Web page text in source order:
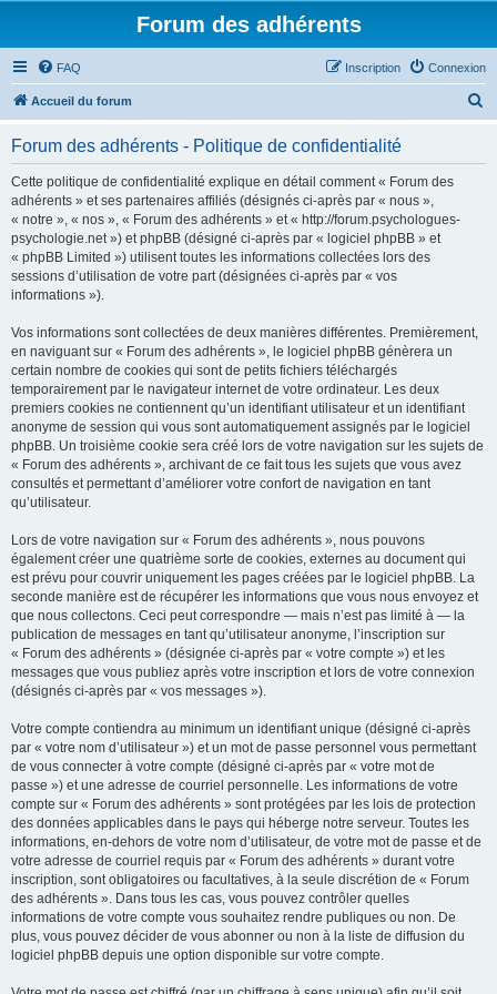
Forum des adhérents
FAQ Connexion
Inscription
Accueil du forum
Forum des adhérents - Politique de confidentialité
Cette politique de confidentialité explique en détail comment « Forum des
adhérents » et ses partenaires affiliés (désignés ci-après par « nous »,
« notre », « nos », « Forum des adhérents » et « http://forum.psychologues-
psychologie.net ») et phpBB (désigné ci-après par « logiciel phpBB » et
« phpBB Limited ») utilisent toutes les informations collectées lors des
sessions d’utilisation de votre part (désignées ci-après par « vos
informations »).
Vos informations sont collectées de deux manières différentes. Premièrement,
en naviguant sur « Forum des adhérents », le logiciel phpBB génèrera un
certain nombre de cookies qui sont de petits fichiers téléchargés
temporairement par le navigateur internet de votre ordinateur. Les deux
premiers cookies ne contiennent qu’un identifiant utilisateur et un identifiant
anonyme de session qui vous sont automatiquement assignés par le logiciel
phpBB. Un troisième cookie sera créé lors de votre navigation sur les sujets de
« Forum des adhérents », archivant de ce fait tous les sujets que vous avez
consultés et permettant d’améliorer votre confort de navigation en tant
qu’utilisateur.
Lors de votre navigation sur « Forum des adhérents », nous pouvons
également créer une quatrième sorte de cookies, externes au document qui
est prévu pour couvrir uniquement les pages créées par le logiciel phpBB. La
seconde manière est de récupérer les informations que vous nous envoyez et
que nous collectons. Ceci peut correspondre — mais n’est pas limité à — la
publication de messages en tant qu’utilisateur anonyme, l’inscription sur
« Forum des adhérents » (désignée ci-après par « votre compte ») et les
messages que vous publiez après votre inscription et lors de votre connexion
(désignés ci-après par « vos messages »).
Votre compte contiendra au minimum un identifiant unique (désigné ci-après
par « votre nom d’utilisateur ») et un mot de passe personnel vous permettant
de vous connecter à votre compte (désigné ci-après par « votre mot de
passe ») et une adresse de courriel personnelle. Les informations de votre
compte sur « Forum des adhérents » sont protégées par les lois de protection
des données applicables dans le pays qui héberge notre serveur. Toutes les
informations, en-dehors de votre nom d’utilisateur, de votre mot de passe et de
votre adresse de courriel requis par « Forum des adhérents » durant votre
inscription, sont obligatoires ou facultatives, à la seule discrétion de « Forum
des adhérents ». Dans tous les cas, vous pouvez contrôler quelles
informations de votre compte vous souhaitez rendre publiques ou non. De
plus, vous pouvez décider de vous abonner ou non à la liste de diffusion du
logiciel phpBB depuis une option disponible sur votre compte.